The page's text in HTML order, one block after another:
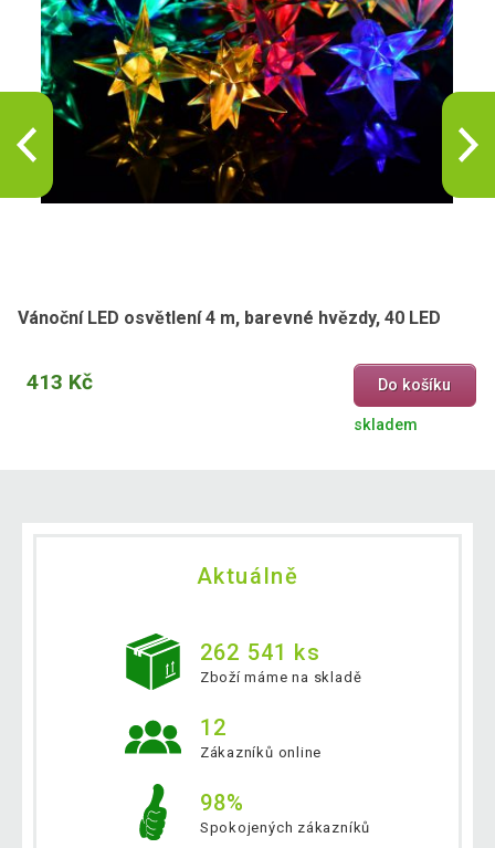
Vánoční LED osvětlení 4 m, barevné hvězdy, 40 LED
413 Kč Do košíku
skladem
Aktuálně
262 541 ks
Zboží máme na skladě
12
Zákazníků online
98%
Spokojených zákazníků